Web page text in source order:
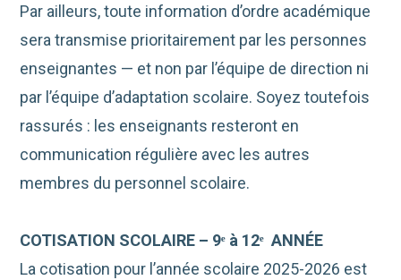
Par ailleurs, toute information d’ordre académique
sera transmise prioritairement par les personnes
enseignantes — et non par l’équipe de direction ni
par l’équipe d’adaptation scolaire. Soyez toutefois
rassurés : les enseignants resteront en
communication régulière avec les autres
membres du personnel scolaire.
COTISATION SCOLAIRE – 9ᵉ à 12ᵉ ANNÉE
La cotisation pour l’année scolaire 2025-2026 est